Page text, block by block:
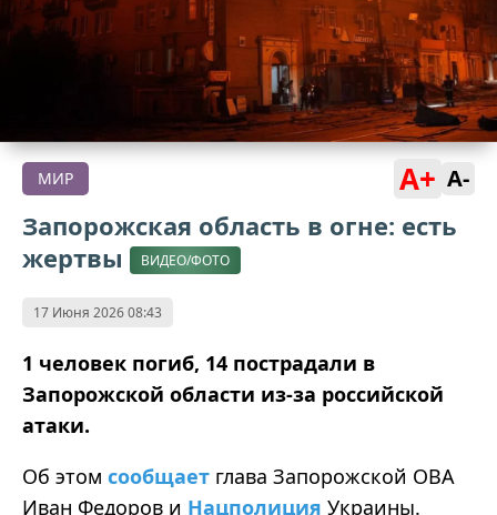
МИР A+ A-
Запорожская область в огне: есть
жертвы
ВИДЕО/ФОТО
17 Июня 2026 08:43
1 человек погиб, 14 пострадали в
Запорожской области из-за российской
атаки.
Об этом сообщает глава Запорожской ОВА
Иван Федоров и Нацполиция Украины.